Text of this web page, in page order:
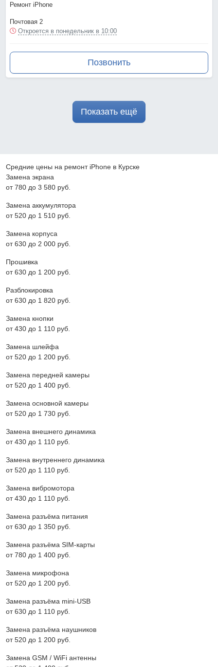
Ремонт iPhone
Почтовая 2
Откроется в понедельник в 10:00
Позвонить
Показать ещё
Средние цены на ремонт iPhone в Курске
Замена экрана
от 780 до 3 580 pyб.
Замена аккумулятора
от 520 до 1 510 pyб.
Замена корпуса
от 630 до 2 000 pyб.
Прошивка
от 630 до 1 200 pyб.
Разблокировка
от 630 до 1 820 pyб.
Замена кнопки
от 430 до 1 110 pyб.
Замена шлейфа
от 520 до 1 200 pyб.
Замена передней камеры
от 520 до 1 400 pyб.
Замена основной камеры
от 520 до 1 730 pyб.
Замена внешнего динамика
от 430 до 1 110 pyб.
Замена внутреннего динамика
от 520 до 1 110 pyб.
Замена вибромотора
от 430 до 1 110 pyб.
Замена разъёма питания
от 630 до 1 350 pyб.
Замена разъёма SIM-карты
от 780 до 1 400 pyб.
Замена микрофона
от 520 до 1 200 pyб.
Замена разъёма mini-USB
от 630 до 1 110 pyб.
Замена разъёма наушников
от 520 до 1 200 pyб.
Замена GSM / WiFi антенны